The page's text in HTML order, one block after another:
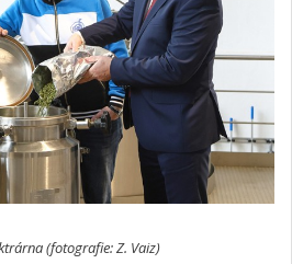
(fotografie: Z. Vaiz)